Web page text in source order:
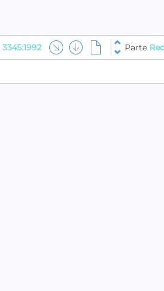
3345:1992 Parte